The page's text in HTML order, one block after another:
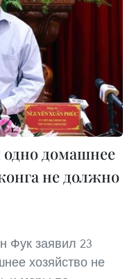
домашнее
не должно
Фук заявил 23
хозяйство не